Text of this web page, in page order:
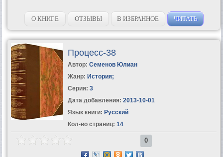
О КНИГЕ ОТЗЫВЫ В ИЗБРАННОЕ ЧИТАТЬ
Процесс-38
Автор: Семенов Юлиан
Жанр: История;
Серия: 3
Дата добавления: 2013-10-01
Язык книги: Русский
Кол-во страниц: 14
0